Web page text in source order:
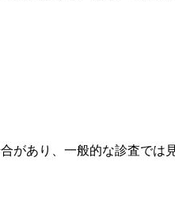
あり、一般的な診査では